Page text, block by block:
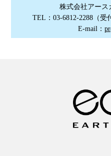
株式会社アー
TEL：03-6812-2288 （受
E-mail：